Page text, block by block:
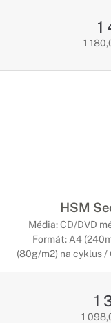
1
1
HSM
Média: CD/DVD
Formát: A4
(80g/m2) na cyklus /
1
1